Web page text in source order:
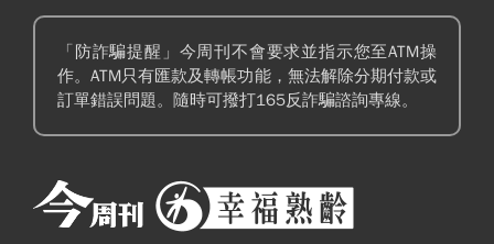
「防詐騙提醒」今周刊不會要求並指示您至ATM操
作。ATM只有匯款及轉帳功能，無法解除分期付款或
訂單錯誤問題。隨時可撥打165反詐騙諮詢專線。